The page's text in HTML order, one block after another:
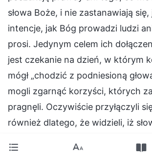
słowa Boże, i nie zastanawiają
intencje, jak Bóg prowadzi ludzi
prosi. Jedynym celem ich
jest czekanie na dzień, w którym
mógł „chodzić z podniesioną
mogli zgarnąć korzyści, których
pragnęli. Oczywiście przyłączyli
również dlatego, że widzieli, iż
wierzą, że wszystkie słowa Boga